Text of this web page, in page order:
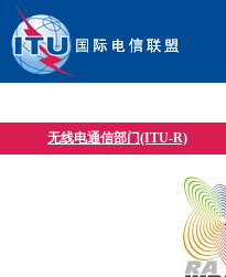
无线电通信部门(ITU-R)